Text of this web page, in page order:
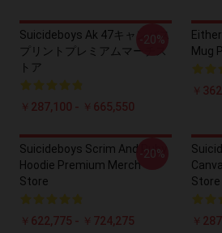
Suicideboys Ak 47キャンバス
プリントプレミアムマーチス
トア
￥287,100 - ￥665,550
-20%
Mug
￥
Suicideboys Scrim And Ruby
Hoodie Premium Merch
Store
￥622,775 - ￥724,275
-20%
Store
￥